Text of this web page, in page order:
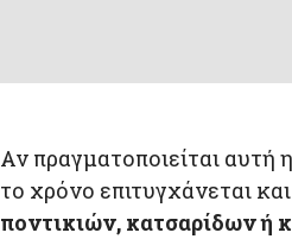
Αν πραγματοποιείται αυτή
το χρόνο επιτυγχάνεται
ποντικιών, κατσαρίδων ή